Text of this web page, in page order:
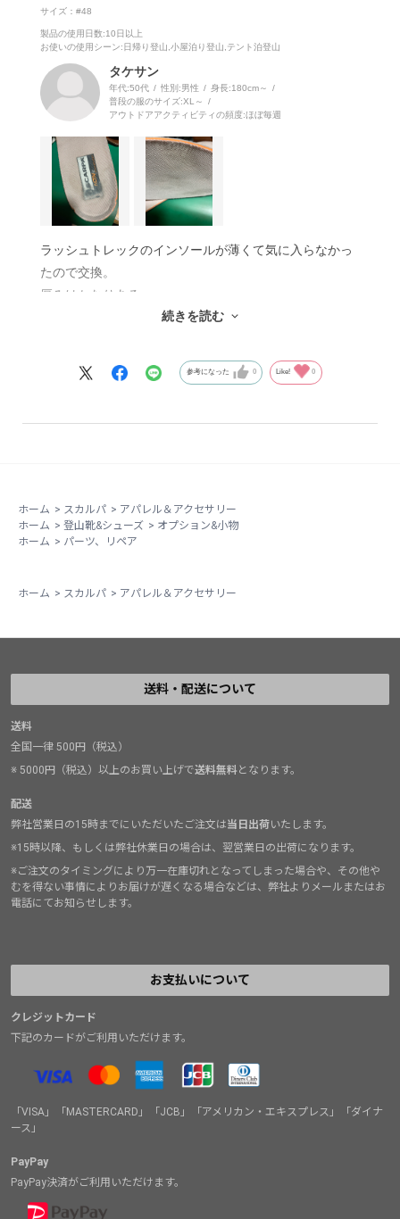
サイズ：#48
製品の使用日数:10日以上
お使いの使用シーン:日帰り登山,小屋泊り登山,テント泊登山
タケサン
年代:50代 性別:男性 身長:180cm～
普段の服のサイズ:XL～
アウトドアアクティビティの頻度:ほぼ毎週
ラッシュトレックのインソールが薄くて気に入らなかっ
たので交換。
厚みはかなりある。
ショックも柔らかくなって良い。
今回は2回目の購入で、買った理由は一部がヘタリが出
写真のは新品から10日ほど使った後のもの。
続きを読む
参考になった 0 Like! 0
ホーム > スカルパ > アパレル＆アクセサリー
ホーム > 登山靴&シューズ > オプション&小物
ホーム > パーツ、リペア
ホーム > スカルパ > アパレル＆アクセサリー
送料・配送について
送料
全国一律 500円（税込）
※ 5000円（税込）以上のお買い上げで送料無料となります。
配送
弊社営業日の15時までにいただいたご注文は当日出荷いたします。
※15時以降、もしくは弊社休業日の場合は、翌営業日の出荷になります。
※ご注文のタイミングにより万一在庫切れとなってしまった場合や、その他や
むを得ない事情によりお届けが遅くなる場合などは、弊社よりメールまたはお
電話にてお知らせします。
お支払いについて
クレジットカード
下記のカードがご利用いただけます。
「VISA」「MASTERCARD」「JCB」「アメリカン・エキスプレス」「ダイナ
ース」
PayPay
PayPay決済がご利用いただけます。